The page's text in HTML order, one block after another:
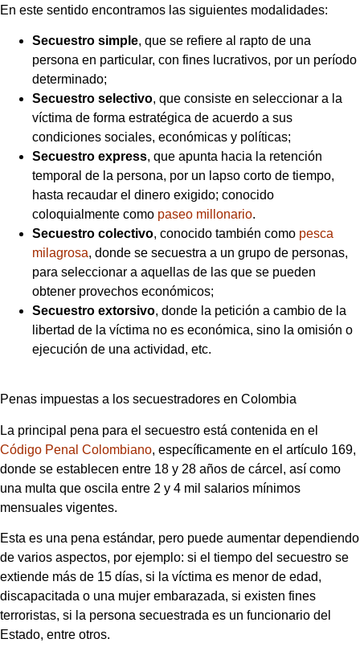
En este sentido encontramos las siguientes modalidades:
Secuestro simple, que se refiere al rapto de una
persona en particular, con fines lucrativos, por un período
determinado;
Secuestro selectivo, que consiste en seleccionar a la
víctima de forma estratégica de acuerdo a sus
condiciones sociales, económicas y políticas;
Secuestro express, que apunta hacia la retención
temporal de la persona, por un lapso corto de tiempo,
hasta recaudar el dinero exigido; conocido
coloquialmente como paseo millonario.
Secuestro colectivo, conocido también como pesca
milagrosa, donde se secuestra a un grupo de personas,
para seleccionar a aquellas de las que se pueden
obtener provechos económicos;
Secuestro extorsivo, donde la petición a cambio de la
libertad de la víctima no es económica, sino la omisión o
ejecución de una actividad, etc.
Penas impuestas a los secuestradores en Colombia
La principal pena para el secuestro está contenida en el
Código Penal Colombiano, específicamente en el artículo 169,
donde se establecen entre 18 y 28 años de cárcel, así como
una multa que oscila entre 2 y 4 mil salarios mínimos
mensuales vigentes.
Esta es una pena estándar, pero puede aumentar dependiendo
de varios aspectos, por ejemplo: si el tiempo del secuestro se
extiende más de 15 días, si la víctima es menor de edad,
discapacitada o una mujer embarazada, si existen fines
terroristas, si la persona secuestrada es un funcionario del
Estado, entre otros.